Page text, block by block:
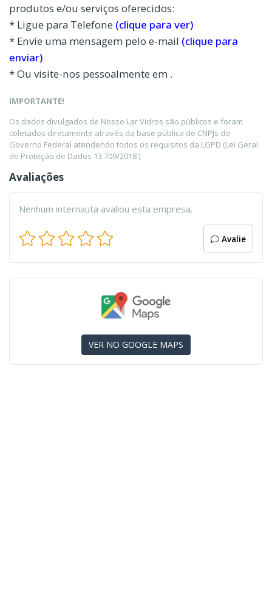
produtos e/ou serviços oferecidos:
* Ligue para Telefone (clique para ver)
* Envie uma mensagem pelo e-mail (clique para
enviar)
* Ou visite-nos pessoalmente em .
IMPORTANTE!
Os dados divulgados de Nosso Lar Vidros são públicos e foram
coletados diretamente através da base pública de CNPJs do
Governo Federal atendendo todos os requisitos da LGPD (Lei Geral
de Proteção de Dados 13.709/2018 )
Avaliações
Nenhum internauta avaliou esta empresa.
Avalie
VER NO GOOGLE MAPS